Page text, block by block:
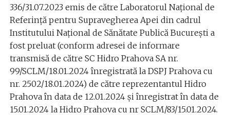
336/31.07.2023 emis de către Laboratorul Naţional de
Referinţă pentru Supravegherea Apei din cadrul
Institutului Naţional de Sănătate Publică Bucureşti a
fost preluat (conform adresei de informare
transmisă de către SC Hidro Prahova SA nr.
99/SCLM/18.01.2024 înregistrată la DSPJ Prahova cu
nr. 2502/18.01.2024) de către reprezentantul Hidro
Prahova în data de 12.01.2024 şi înregistrat în data de
15.01.2024 la Hidro Prahova cu nr SCLM/83/15.01.2024.